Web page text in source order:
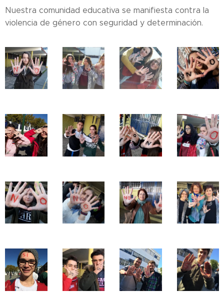
Nuestra comunidad educativa se manifiesta contra la
violencia de género con seguridad y determinación.